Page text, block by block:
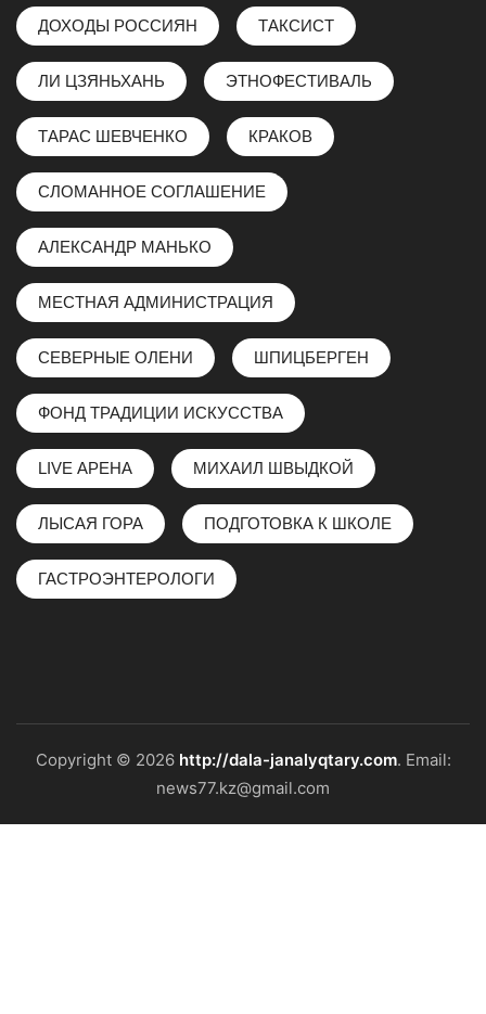
ДОХОДЫ РОССИЯН ТАКСИСТ
ЛИ ЦЗЯНЬХАНЬ ЭТНОФЕСТИВАЛЬ
ТАРАС ШЕВЧЕНКО КРАКОВ
СЛОМАННОЕ СОГЛАШЕНИЕ
АЛЕКСАНДР МАНЬКО
МЕСТНАЯ АДМИНИСТРАЦИЯ
СЕВЕРНЫЕ ОЛЕНИ ШПИЦБЕРГЕН
ФОНД ТРАДИЦИИ ИСКУССТВА
LIVE АРЕНА МИХАИЛ ШВЫДКОЙ
ЛЫСАЯ ГОРА ПОДГОТОВКА К ШКОЛЕ
ГАСТРОЭНТЕРОЛОГИ
Copyright © 2026 http://dala-janalyqtary.com. Email:
news77.kz@gmail.com